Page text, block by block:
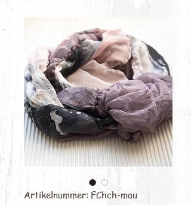
Artikelnummer: FChch-mau